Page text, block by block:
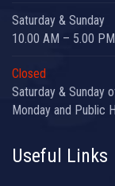
Saturday & Sunday
10.00 AM – 5.00 PM
Closed
Saturday & Sunday
Monday and Public
Useful Links